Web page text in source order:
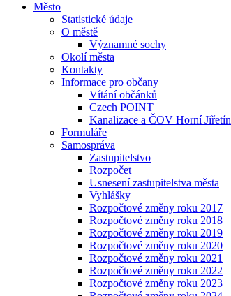
Město
Statistické údaje
O městě
Významné sochy
Okolí města
Kontakty
Informace pro občany
Vítání občánků
Czech POINT
Kanalizace a ČOV Horní Jiřetín
Formuláře
Samospráva
Zastupitelstvo
Rozpočet
Usnesení zastupitelstva města
Vyhlášky
Rozpočtové změny roku 2017
Rozpočtové změny roku 2018
Rozpočtové změny roku 2019
Rozpočtové změny roku 2020
Rozpočtové změny roku 2021
Rozpočtové změny roku 2022
Rozpočtové změny roku 2023